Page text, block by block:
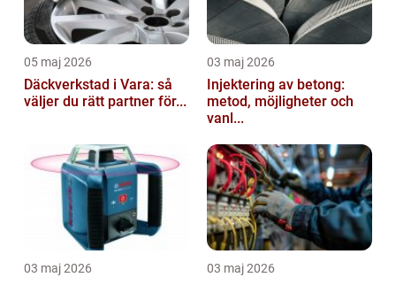
05 maj 2026
Däckverkstad i Vara: så
väljer du rätt partner för...
03 maj 2026
Injektering av betong:
metod, möjligheter och
vanl...
03 maj 2026 03 maj 2026